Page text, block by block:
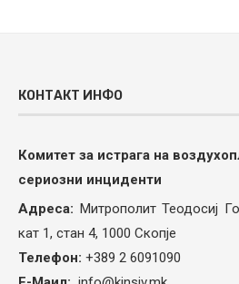
КОНТАКТ ИНФО
Комитет за истрага на
сериозни инциденти
Адреса: Митрополит Теодосиј
кат 1, стан 4, 1000 Скопје
Телефон: +389 2 6091090